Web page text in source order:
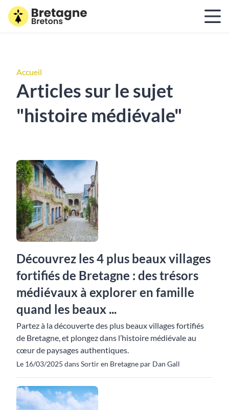
Accueil
Articles sur le sujet
"histoire médiévale"
Découvrez les 4 plus beaux villages
fortifiés de Bretagne : des trésors
médiévaux à explorer en famille
quand les beaux ...
Partez à la découverte des plus beaux villages fortifiés
de Bretagne, et plongez dans l’histoire médiévale au
cœur de paysages authentiques.
Le 16/03/2025 dans Sortir en Bretagne par Dan Gall